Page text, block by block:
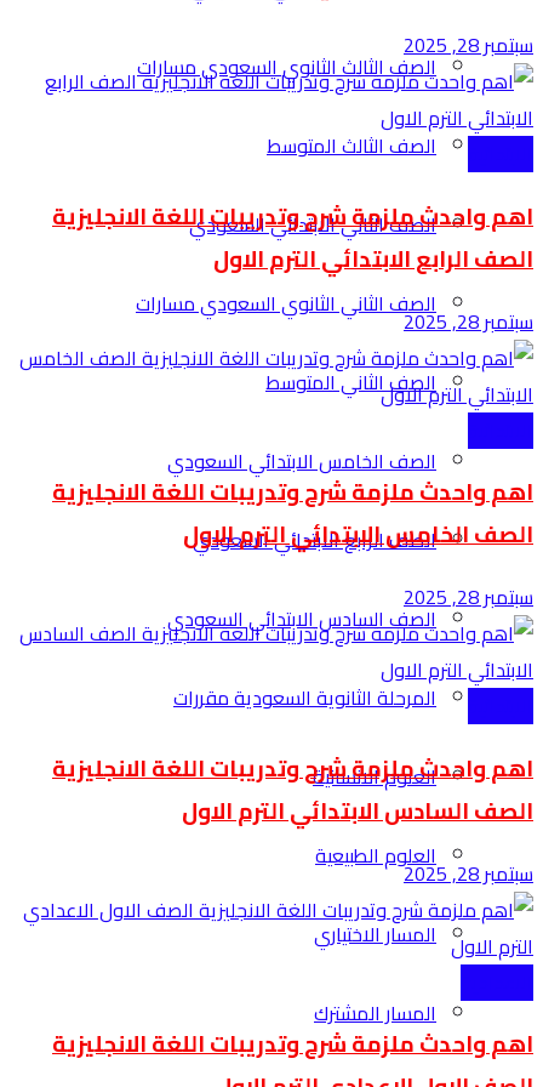
الصف الثالث الثانوي السعودي مسارات
الصف الثالث المتوسط
الصف الثاني الابتدائي السعودي
الصف الثاني الثانوي السعودي مسارات
الصف الثاني المتوسط
الصف الخامس الابتدائي السعودي
الصف الرابع الابتدائي السعودي
الصف السادس الابتدائي السعودي
المرحلة الثانوية السعودية مقررات
العلوم الانسانية
العلوم الطبيعية
المسار الاختياري
المسار المشترك
سبتمبر 28, 2025
اهم واحدث ملزمة شرح وتدريبات اللغة الانجليزية
الصف الرابع الابتدائي الترم الاول
سبتمبر 28, 2025
اهم واحدث ملزمة شرح وتدريبات اللغة الانجليزية
الصف الخامس الابتدائي الترم الاول
سبتمبر 28, 2025
اهم واحدث ملزمة شرح وتدريبات اللغة الانجليزية
الصف السادس الابتدائي الترم الاول
سبتمبر 28, 2025
اهم واحدث ملزمة شرح وتدريبات اللغة الانجليزية